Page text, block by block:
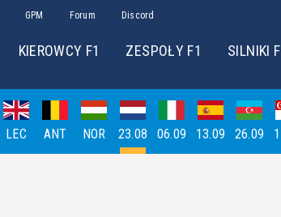
GPM Forum Discord
KIEROWCY F1 ZESPOŁY F1 SILNIKI
LEC ANT NOR 23.08 06.09 13.09 26.09